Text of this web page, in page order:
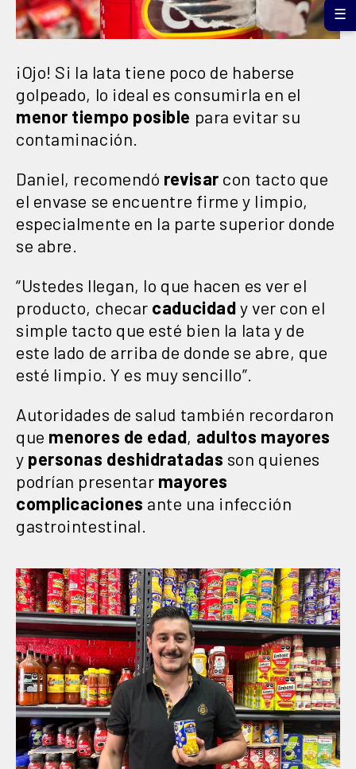
¡Ojo! Si la lata tiene poco de haberse
golpeado, lo ideal es consumirla en el
menor tiempo posible para evitar su
contaminación.
Daniel, recomendó revisar con tacto que
el envase se encuentre firme y limpio,
especialmente en la parte superior donde
se abre.
“Ustedes llegan, lo que hacen es ver el
producto, checar caducidady ver con el
simple tacto que esté bien la lata y de
este lado de arriba de donde se abre, que
esté limpio. Y es muy sencillo”.
Autoridades de salud también recordaron
que menores de edad, adultos mayores
y personas deshidratadas son quienes
podrían presentar mayores
complicaciones ante una infección
gastrointestinal.
☰